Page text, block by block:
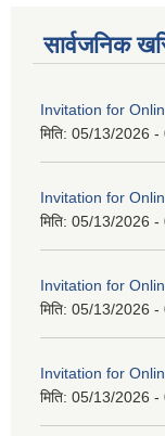
सार्वजनिक
Invitation for
मिति: 05/13/2026 -
Invitation for
मिति: 05/13/2026 -
Invitation for
मिति: 05/13/2026 -
Invitation for
मिति: 05/13/2026 -